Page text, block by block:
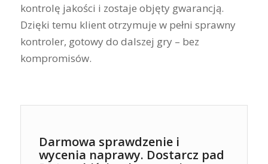
kontrolę jakości i zostaje objęty gwarancją.
Dzięki temu klient otrzymuje w pełni sprawny
kontroler, gotowy do dalszej gry – bez
kompromisów.
Darmowa sprawdzenie i
wycenia naprawy. Dostarcz pad